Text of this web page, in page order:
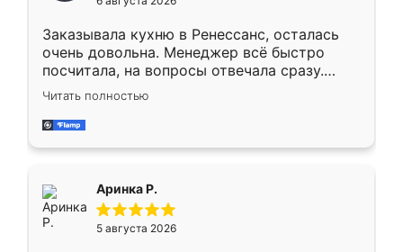
мебели буду заказывать только здесь.
Заказывала кухню в Ренессанс, осталась
очень довольна. Менеджер всё быстро
посчитала, на вопросы отвечала сразу.
Замерщик приехал в субботу, подошёл к
делу со всей ответственностью. Собрали
за день, ребята работали аккуратно, даже
Читать полностью
Аринка Р.
5 августа 2026